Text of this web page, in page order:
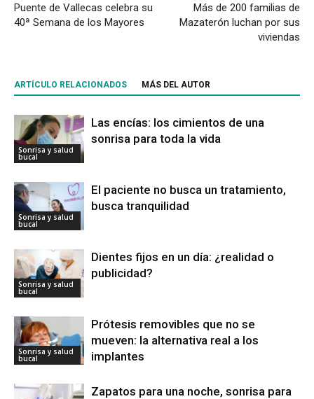
Puente de Vallecas celebra su
40ª Semana de los Mayores
Más de 200 familias de
Mazaterón luchan por sus
viviendas
ARTÍCULO RELACIONADOS MÁS DEL AUTOR
Sonrisa y salud
bucal
Las encías: los cimientos de una
sonrisa para toda la vida
Sonrisa y salud
bucal
El paciente no busca un tratamiento,
busca tranquilidad
Sonrisa y salud
bucal
Dientes fijos en un día: ¿realidad o
publicidad?
Sonrisa y salud
bucal
Prótesis removibles que no se
mueven: la alternativa real a los
implantes
Zapatos para una noche, sonrisa para